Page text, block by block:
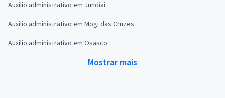
Auxilio administrativo em Jundiaí
Auxilio administrativo em Mogi das Cruzes
Auxilio administrativo em Osasco
Mostrar mais